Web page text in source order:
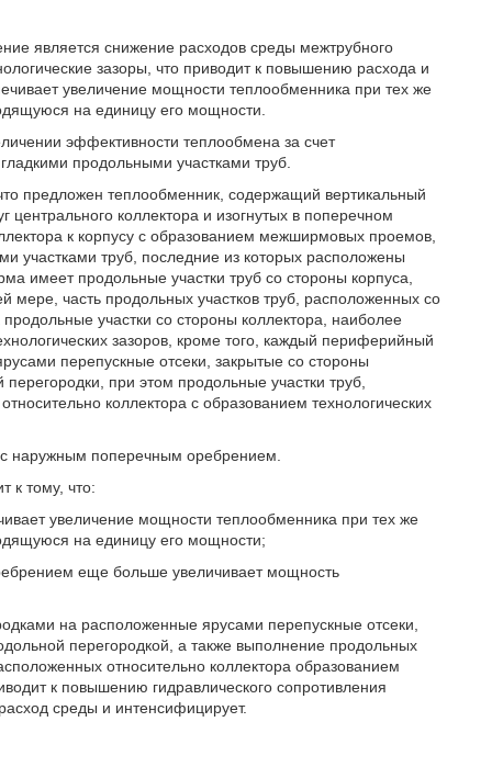
является снижение расходов среды межтрубного
зазоры, что приводит к повышению расхода и
увеличение мощности теплообменника при тех же
на единицу его мощности.
эффективности теплообмена за счет
продольными участками труб.
предложен теплообменник, содержащий вертикальный
центрального коллектора и изогнутых в поперечном
к корпусу с образованием межширмовых проемов,
труб, последние из которых расположены
имеет продольные участки труб со стороны корпуса,
часть продольных участков труб, расположенных со
участки со стороны коллектора, наиболее
зазоров, кроме того, каждый периферийный
перепускные отсеки, закрытые со стороны
при этом продольные участки труб,
коллектора с образованием технологических
наружным поперечным оребрением.
к тому, что:
увеличение мощности теплообменника при тех же
на единицу его мощности;
еще больше увеличивает мощность
на расположенные ярусами перепускные отсеки,
перегородкой, а также выполнение продольных
относительно коллектора образованием
к повышению гидравлического сопротивления
среды и интенсифицирует.